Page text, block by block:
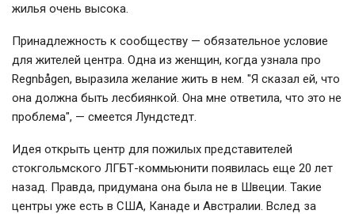
жилья очень высока.
Принадлежность к сообществу — обязательное условие
для жителей центра. Одна из женщин, когда узнала про
Regnbågen, выразила желание жить в нем. "Я сказал ей, что
она должна быть лесбиянкой. Она мне ответила, что это не
проблема", — смеется Лундстедт.
Идея открыть центр для пожилых представителей
стокгольмского ЛГБТ-коммьюнити появилась еще 20 лет
назад. Правда, придумана она была не в Швеции. Такие
центры уже есть в США, Канаде и Австралии. Вслед за